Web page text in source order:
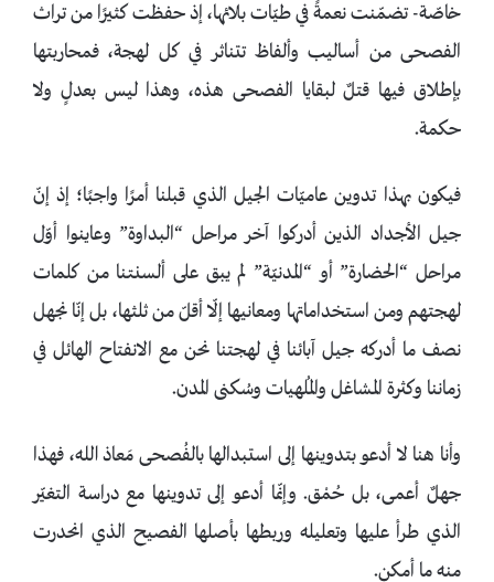
خاصّة- تضمّنت نعمةً في طيّات بلائها، إذ حفظت كثيرًا من تراث
الفصحى من أساليب وألفاظ تتناثر في كل لهجة، فمحاربتها
بإطلاق فيها قتلٌ لبقايا الفصحى هذه، وهذا ليس بعدلٍ ولا
حكمة.
‏فيكون بهذا تدوين عاميّات الجيل الذي قبلنا أمرًا واجبًا؛ إذ إنّ
جيل الأجداد الذين أدركوا آخر مراحل “البداوة” وعاينوا أوّل
مراحل “الحضارة” أو “المدنيّة” لم يبق على ألسنتنا من كلمات
لهجتهم ومن استخداماتها ومعانيها إلّا أقلّ من ثلثها، بل إنّا نجهل
نصف ما أدركه جيل آبائنا في لهجتنا نحن مع الانفتاح الهائل في
زماننا وكثرة المشاغل والمُلهيات وسُكنى المدن.
وأنا هنا لا أدعو بتدوينها إلى استبدالها بالفُصحى مَعاذ الله، فهذا
جهلٌ أعمى، بل حُمْق. وإنّما أدعو إلى تدوينها مع دراسة التغيّر
الذي طرأ عليها وتعليله وربطها بأصلها الفصيح الذي انحدرت
منه ما أمكن.